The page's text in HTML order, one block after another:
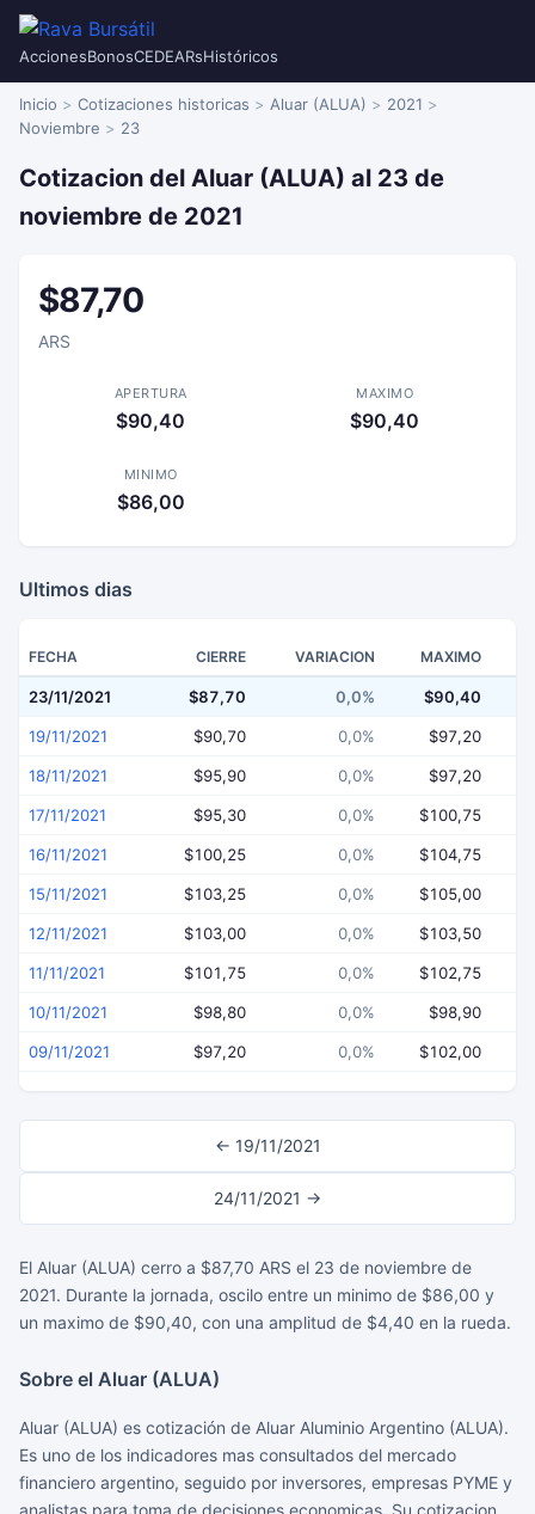
AccionesBonosCEDEARsHistóricos
Inicio Cotizaciones historicas Aluar (ALUA)
2021
Noviembre
23
Cotizacion del Aluar (ALUA) al 23 de
noviembre de 2021
$87,70
ARS
APERTURA
$90,40
MAXIMO
$90,40
MINIMO
$86,00
Ultimos dias
FECHA CIERRE VARIACION MAXIMO
23/11/2021 $87,70 0,0% $90,40
19/11/2021 $90,70 0,0% $97,20
18/11/2021 $95,90 0,0% $97,20
17/11/2021 $95,30 0,0% $100,75
16/11/2021 $100,25 0,0% $104,75
15/11/2021 $103,25 0,0% $105,00
12/11/2021 $103,00 0,0% $103,50
11/11/2021 $101,75 0,0% $102,75
10/11/2021 $98,80 0,0% $98,90
09/11/2021 $97,20 0,0% $102,00
← 19/11/2021
24/11/2021 →
El Aluar (ALUA) cerro a $87,70 ARS el 23 de noviembre de
2021. Durante la jornada, oscilo entre un minimo de $86,00 y
un maximo de $90,40, con una amplitud de $4,40 en la rueda.
Sobre el Aluar (ALUA)
Aluar (ALUA) es cotización de Aluar Aluminio Argentino (ALUA).
Es uno de los indicadores mas consultados del mercado
financiero argentino, seguido por inversores, empresas PYME y
analistas para toma de decisiones economicas. Su cotizacion